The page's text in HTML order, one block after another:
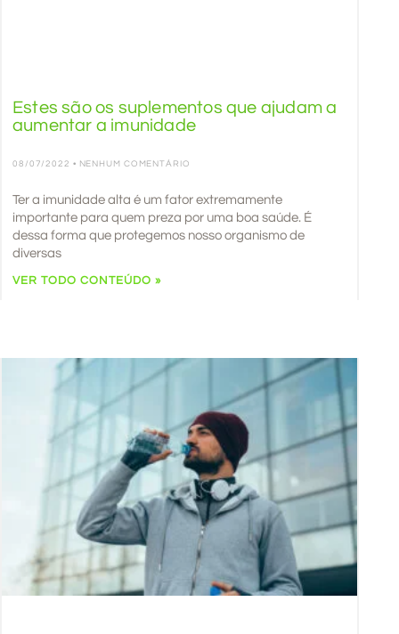
Estes são os suplementos que ajudam a
aumentar a imunidade
08/07/2022 NENHUM COMENTÁRIO
Ter a imunidade alta é um fator extremamente
importante para quem preza por uma boa saúde. É
dessa forma que protegemos nosso organismo de
diversas
VER TODO CONTEÚDO »